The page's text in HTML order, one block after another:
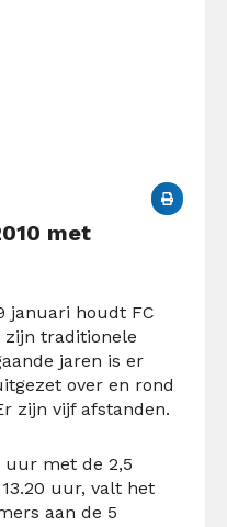
met
januari houdt FC
zijn traditionele
jaren is er
over en rond
zijn vijf afstanden.
uur met de 2,5
uur, valt het
aan de 5